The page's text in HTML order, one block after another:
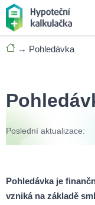
Nabídka hypoték
O službě
→ Pohledávka
Poslední aktualizace:
Pohledávka je
vzniká na základě